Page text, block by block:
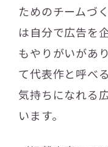
ためのチームづ
は自分で広告を
もやりがいがあ
て代表作と呼べ
気持ちになれる
います。